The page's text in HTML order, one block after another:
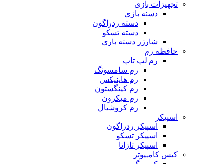
تجهیزات بازی
دسته بازی
دسته ردراگون
دسته تسکو
شارژر دسته بازی
حافظه رم
رم لپ تاپ
رم سامسونگ
رم هاینیکس
رم کینگستون
رم میکرون
رم کروشیال
اسپیکر
اسپیکر ردراگون
اسپیکر تسکو
اسپیکر تازاتا
کیس کامپیوتر